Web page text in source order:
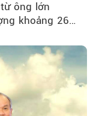
ông lớn
khoảng 262